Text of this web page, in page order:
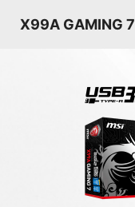
X99A GAMING 7